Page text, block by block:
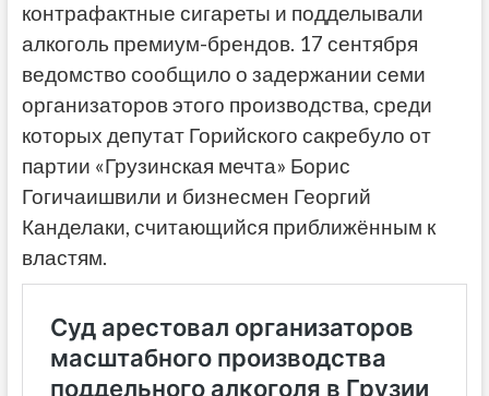
контрафактные сигареты и подделывали
алкоголь премиум-брендов. 17 сентября
ведомство сообщило о задержании семи
организаторов этого производства, среди
которых депутат Горийского сакребуло от
партии «Грузинская мечта» Борис
Гогичаишвили и бизнесмен Георгий
Канделаки, считающийся приближённым к
властям.